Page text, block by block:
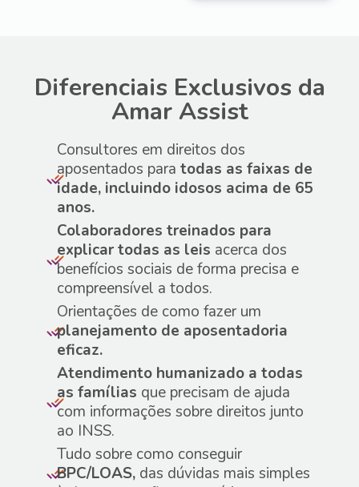
Diferenciais Exclusivos da
Amar Assist
Consultores em direitos dos
aposentados para todas as faixas de
idade, incluindo idosos acima de 65
anos.
Colaboradores treinados para
explicar todas as leis acerca dos
benefícios sociais de forma precisa e
compreensível a todos.
Orientações de como fazer um
planejamento de aposentadoria
eficaz​.
Atendimento humanizado a todas
as famílias que precisam de ajuda
com informações sobre direitos junto
ao INSS.
Tudo sobre como conseguir
BPC/LOAS,das dúvidas mais simples